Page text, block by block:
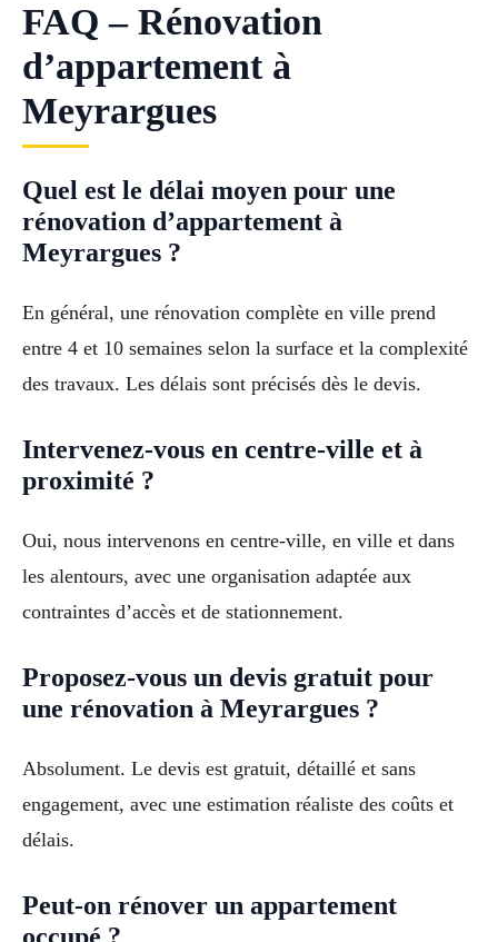
FAQ – Rénovation
d’appartement à
Meyrargues
Quel est le délai moyen pour une
rénovation d’appartement à
Meyrargues ?
En général, une rénovation complète en ville prend
entre 4 et 10 semaines selon la surface et la complexité
des travaux. Les délais sont précisés dès le devis.
Intervenez-vous en centre-ville et à
proximité ?
Oui, nous intervenons en centre-ville, en ville et dans
les alentours, avec une organisation adaptée aux
contraintes d’accès et de stationnement.
Proposez-vous un devis gratuit pour
une rénovation à Meyrargues ?
Absolument. Le devis est gratuit, détaillé et sans
engagement, avec une estimation réaliste des coûts et
délais.
Peut-on rénover un appartement
occupé ?